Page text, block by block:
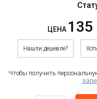
ЦЕНА 135
Нашли дешевле?
Чтобы получить